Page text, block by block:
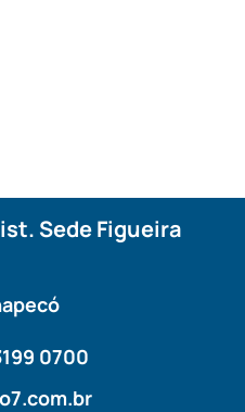
Sede Figueira
0700